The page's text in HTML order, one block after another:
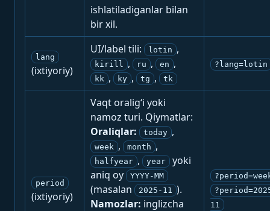
ishlatiladiganlar bilan
bir xil.
lang
(ixtiyoriy)
UI/label tili: lotin ,
kirill , ru , en ,
kk , ky , tg , tk
?lang=lotin
period
(ixtiyoriy)
Vaqt oralig‘i yoki
namoz turi. Qiymatlar:
Oraliqlar:
today ,
week , month ,
halfyear , year
yoki
aniq oy
YYYY-MM
(masalan 2025-11 ).
Namozlar: inglizcha
11